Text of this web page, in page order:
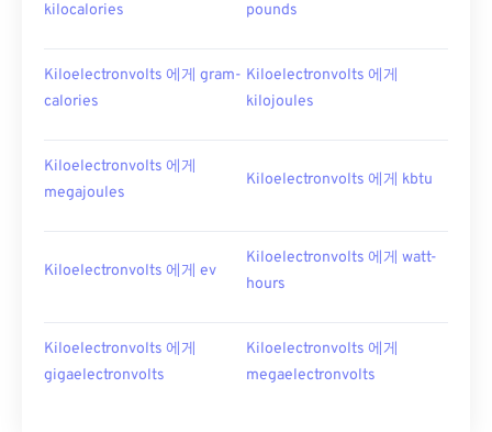
kilocalories
pounds
Kiloelectronvolts 에게 gram-
calories
Kiloelectronvolts 에게
kilojoules
Kiloelectronvolts 에게
megajoules
Kiloelectronvolts 에게 kbtu
Kiloelectronvolts 에게 ev
Kiloelectronvolts 에게 watt-
hours
Kiloelectronvolts 에게
gigaelectronvolts
Kiloelectronvolts 에게
megaelectronvolts